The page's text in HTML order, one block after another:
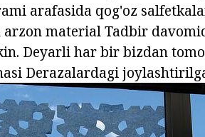
arafasida qog'oz
material Tadbir
Deyarli har bir bizdan
Derazalardagi